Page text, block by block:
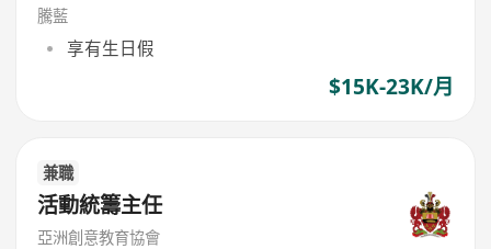
騰藍
享有生日假
$15K-23K/月
兼職
活動統籌主任
亞洲創意教育協會